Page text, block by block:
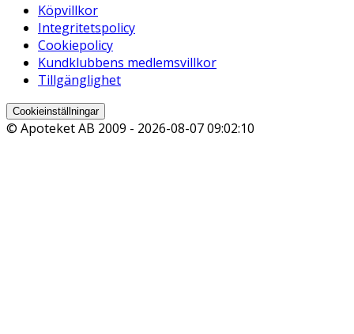
Köpvillkor
Integritetspolicy
Cookiepolicy
Kundklubbens medlemsvillkor
Tillgänglighet
Cookieinställningar
© Apoteket AB 2009 - 2026-08-07 09:02:10